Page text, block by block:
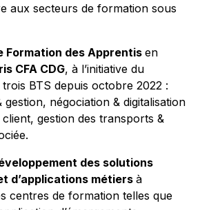
aux secteurs de formation sous
Formation des Apprentis en
CFA CDG, à l’initiative du
BTS depuis octobre 2022 :
gestion, négociation & digitalisation
gestion des transports &
des solutions
d’applications métiers à
centres de formation telles que